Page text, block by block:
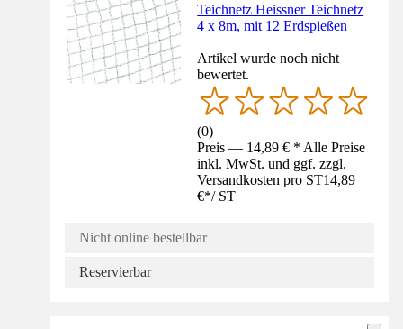
Teichnetz Heissner Teichnetz
4 x 8m, mit 12 Erdspießen
Artikel wurde noch nicht
bewertet.
(0)
Preis — 14,89 € * Alle Preise
inkl. MwSt. und ggf. zzgl.
Versandkosten pro ST14,89
€*/ ST
Nicht online bestellbar
Reservierbar